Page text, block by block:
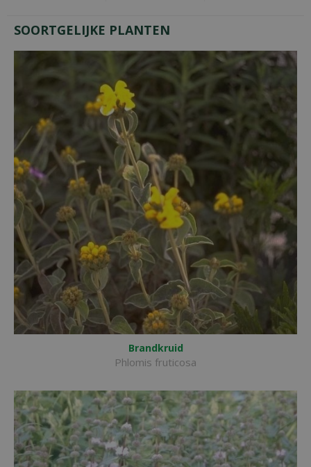
SOORTGELIJKE PLANTEN
Brandkruid
Phlomis fruticosa